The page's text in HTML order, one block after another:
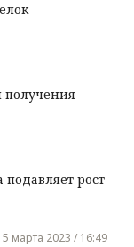
получения
рост
марта 2023 / 16:49